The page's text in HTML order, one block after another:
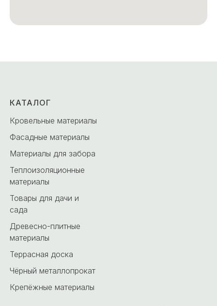
КАТАЛОГ
Кровельные материалы
Фасадные материалы
Материалы для забора
Теплоизоляционные
материалы
Товары для дачи и
сада
Древесно-плитные
материалы
Террасная доска
Чёрный металлопрокат
Крепёжные материалы